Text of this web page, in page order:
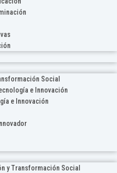
Social
e Innovación
e Innovación
y Transformación Social